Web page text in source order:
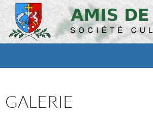
Aller
contenu
GALERIE